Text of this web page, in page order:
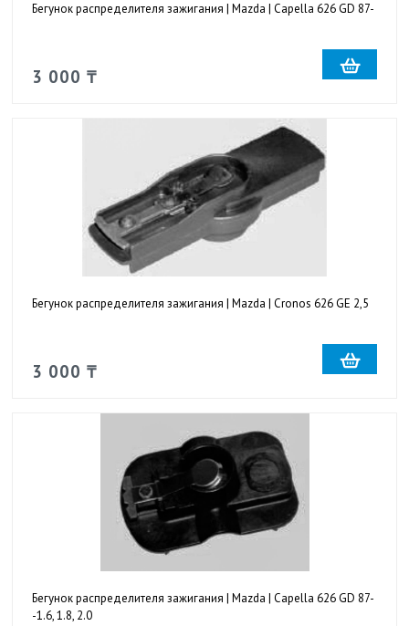
Бегунок распределителя зажигания | Mazda | Capella 626 GD 87-
3 000 ₸
Бегунок распределителя зажигания | Mazda | Cronos 626 GE 2,5
3 000 ₸
Бегунок распределителя зажигания | Mazda | Capella 626 GD 87-
-1.6, 1.8, 2.0